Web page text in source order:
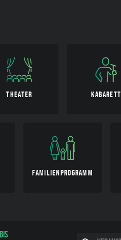
THEATER KABARETT
FAMILIEN­PROGRAMM
Bis